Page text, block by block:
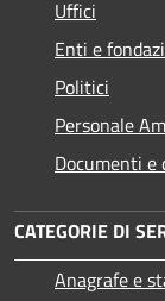
Uffici
Enti e
Politici
Personale
Documenti e
CATEGORIE DI
Anagrafe e